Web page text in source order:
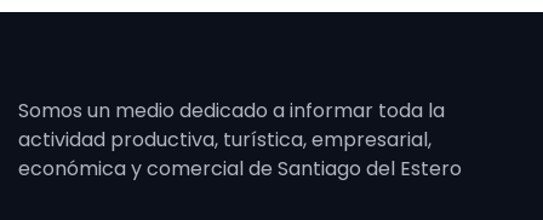
Somos un medio dedicado a informar toda la
actividad productiva, turística, empresarial,
económica y comercial de Santiago del Estero